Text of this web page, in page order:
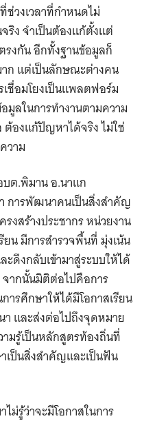
วงเวลาที่กำหนดไม่
ง จำเป็นต้องแก้ตั้งแต่
รงกัน อีกทั้งฐานข้อมูลก็
ก แต่เป็นลักษณะต่างคน
ชื่อมโยงเป็นแพลตฟอร์ม
มูลในการทำงานตามความ
องแก้ปัญหาได้จริง ไม่ใช่
วาม
ต.พิมาน อ.นาแก
การพัฒนาคนเป็นสิ่งสำคัญ
งสร้างประชากร หน่วยงาน
ยน มีการสำรวจพื้นที่ มุ่งเน้น
ดึงกลับเข้ามาสู่ระบบให้ได้
ากนั้นมิติต่อไปคือการ
ารศึกษาให้ได้มีโอกาสเรียน
และส่งต่อไปถึงจุดหมาย
มรู้เป็นหลักสูตรท้องถิ่นที่
เป็นสิ่งสำคัญและเป็นฟัน
ม่รู้ว่าจะมีโอกาสในการ